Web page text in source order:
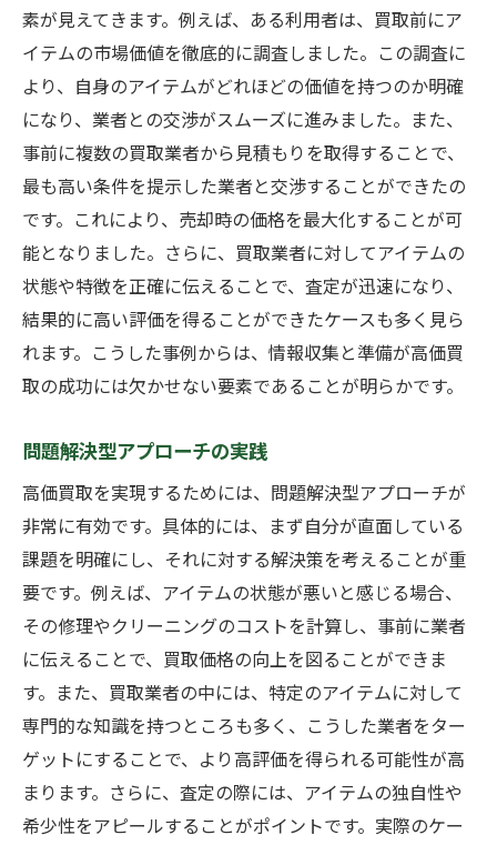
素が見えてきます。例えば、ある利用者は、買取前にア
イテムの市場価値を徹底的に調査しました。この調査に
より、自身のアイテムがどれほどの価値を持つのか明確
になり、業者との交渉がスムーズに進みました。また、
事前に複数の買取業者から見積もりを取得することで、
最も高い条件を提示した業者と交渉することができたの
です。これにより、売却時の価格を最大化することが可
能となりました。さらに、買取業者に対してアイテムの
状態や特徴を正確に伝えることで、査定が迅速になり、
結果的に高い評価を得ることができたケースも多く見ら
れます。こうした事例からは、情報収集と準備が高価買
取の成功には欠かせない要素であることが明らかです。
問題解決型アプローチの実践
高価買取を実現するためには、問題解決型アプローチが
非常に有効です。具体的には、まず自分が直面している
課題を明確にし、それに対する解決策を考えることが重
要です。例えば、アイテムの状態が悪いと感じる場合、
その修理やクリーニングのコストを計算し、事前に業者
に伝えることで、買取価格の向上を図ることができま
す。また、買取業者の中には、特定のアイテムに対して
専門的な知識を持つところも多く、こうした業者をター
ゲットにすることで、より高評価を得られる可能性が高
まります。さらに、査定の際には、アイテムの独自性や
希少性をアピールすることがポイントです。実際のケー